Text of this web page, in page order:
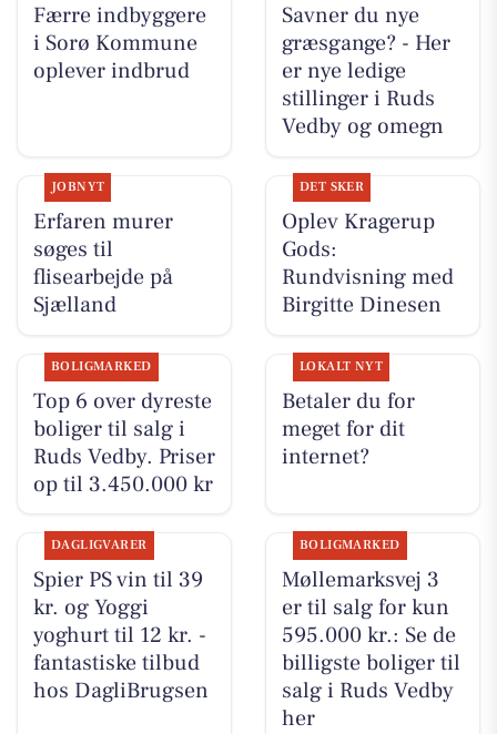
Færre indbyggere
i Sorø Kommune
oplever indbrud
Savner du nye
græsgange? - Her
er nye ledige
stillinger i Ruds
Vedby og omegn
JOBNYT
Erfaren murer
søges til
flisearbejde på
Sjælland
DET SKER
Oplev Kragerup
Gods:
Rundvisning med
Birgitte Dinesen
BOLIGMARKED
Top 6 over dyreste
boliger til salg i
Ruds Vedby. Priser
op til 3.450.000 kr
LOKALT NYT
Betaler du for
meget for dit
internet?
DAGLIGVARER
Spier PS vin til 39
kr. og Yoggi
yoghurt til 12 kr. -
fantastiske tilbud
hos DagliBrugsen
BOLIGMARKED
Møllemarksvej 3
er til salg for kun
595.000 kr.: Se de
billigste boliger til
salg i Ruds Vedby
her